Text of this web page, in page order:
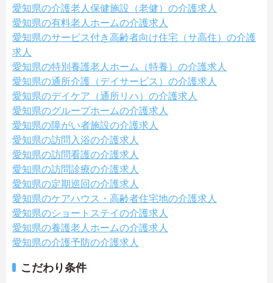
愛知県の介護老人保健施設（老健）の介護求人
愛知県の有料老人ホームの介護求人
愛知県のサービス付き高齢者向け住宅（サ高住）の介護
求人
愛知県の特別養護老人ホーム（特養）の介護求人
愛知県の通所介護（デイサービス）の介護求人
愛知県のデイケア（通所リハ）の介護求人
愛知県のグループホームの介護求人
愛知県の障がい者施設の介護求人
愛知県の訪問入浴の介護求人
愛知県の訪問看護の介護求人
愛知県の訪問診療の介護求人
愛知県の定期巡回の介護求人
愛知県のケアハウス・高齢者住宅地の介護求人
愛知県のショートステイの介護求人
愛知県の養護老人ホームの介護求人
愛知県の介護予防の介護求人
こだわり条件